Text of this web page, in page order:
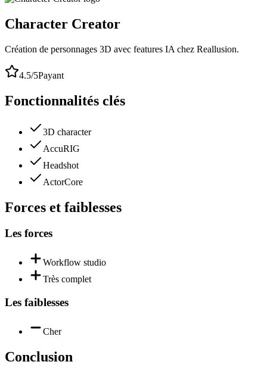
Character Creator
Création de personnages 3D avec features IA chez Reallusion.
4.5/5Payant
Fonctionnalités clés
3D character
AccuRIG
Headshot
ActorCore
Forces et faiblesses
Les forces
Workflow studio
Très complet
Les faiblesses
Cher
Conclusion